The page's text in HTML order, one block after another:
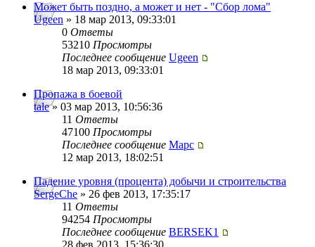
Может быть поздно, а может и нет - "Сбор лома"
Ugeen » 18 мар 2013, 09:33:01
0 Ответы
53210 Просмотры
Последнее сообщение Ugeen
18 мар 2013, 09:33:01
Пропажа в боевой
tale» 03 мар 2013, 10:56:36
11 Ответы
47100 Просмотры
Последнее сообщение Mapc
12 мар 2013, 18:02:51
Падение уровня (процента) добычи и строительства
SergeChe » 26 фев 2013, 17:35:17
11 Ответы
94254 Просмотры
Последнее сообщение BERSEK1